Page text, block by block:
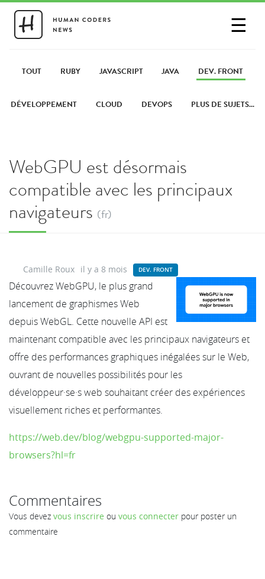
☰
PARTAGER UN LIEN
TOUT RUBY JAVASCRIPT JAVA DEV. FRONT
DÉVELOPPEMENT CLOUD DEVOPS PLUS DE SUJETS...
WebGPU est désormais
compatible avec les principaux
navigateurs (fr)
Camille Roux il y a 8 mois DEV. FRONT
Découvrez WebGPU, le plus grand
lancement de graphismes Web
depuis WebGL. Cette nouvelle API est
maintenant compatible avec les principaux navigateurs et
offre des performances graphiques inégalées sur le Web,
ouvrant de nouvelles possibilités pour les
développeur·se·s web souhaitant créer des expériences
visuellement riches et performantes.
https://web.dev/blog/webgpu-supported-major-
browsers?hl=fr
Commentaires
Vous devez vous inscrire ou vous connecter pour poster un
commentaire